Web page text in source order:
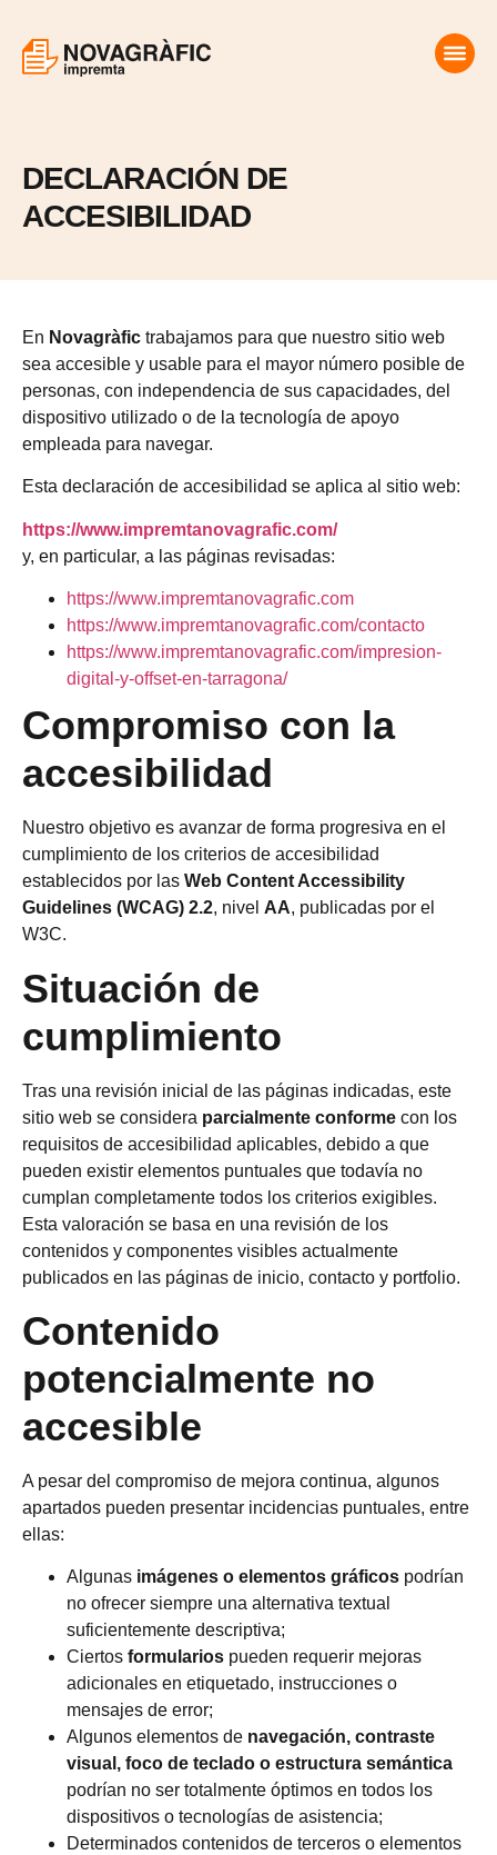
DECLARACIÓN DE
ACCESIBILIDAD
En Novagràfic trabajamos para que nuestro sitio web
sea accesible y usable para el mayor número posible de
personas, con independencia de sus capacidades, del
dispositivo utilizado o de la tecnología de apoyo
empleada para navegar.
Esta declaración de accesibilidad se aplica al sitio web:
https://www.impremtanovagrafic.com/
y, en particular, a las páginas revisadas:
https://www.impremtanovagrafic.com
https://www.impremtanovagrafic.com/contacto
https://www.impremtanovagrafic.com/impresion-
digital-y-offset-en-tarragona/
Compromiso con la
accesibilidad
Nuestro objetivo es avanzar de forma progresiva en el
cumplimiento de los criterios de accesibilidad
establecidos por las Web Content Accessibility
Guidelines (WCAG) 2.2, nivel AA, publicadas por el
W3C.
Situación de
cumplimiento
Tras una revisión inicial de las páginas indicadas, este
sitio web se considera parcialmente conforme con los
requisitos de accesibilidad aplicables, debido a que
pueden existir elementos puntuales que todavía no
cumplan completamente todos los criterios exigibles.
Esta valoración se basa en una revisión de los
contenidos y componentes visibles actualmente
publicados en las páginas de inicio, contacto y portfolio.
Contenido
potencialmente no
accesible
A pesar del compromiso de mejora continua, algunos
apartados pueden presentar incidencias puntuales, entre
ellas:
Algunas imágenes o elementos gráficos podrían
no ofrecer siempre una alternativa textual
suficientemente descriptiva;
Ciertos formularios pueden requerir mejoras
adicionales en etiquetado, instrucciones o
mensajes de error;
Algunos elementos de navegación, contraste
visual, foco de teclado o estructura semántica
podrían no ser totalmente óptimos en todos los
dispositivos o tecnologías de asistencia;
Determinados contenidos de terceros o elementos